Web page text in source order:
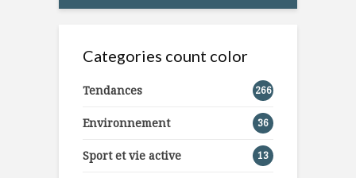
Categories count color
Tendances 266
Environnement 36
Sport et vie active 13